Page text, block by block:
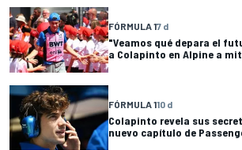
FÓRMULA 17 d
"Veamos qué depara el
a Colapinto en Alpine a
FÓRMULA 110 d
Colapinto revela sus
nuevo capítulo de